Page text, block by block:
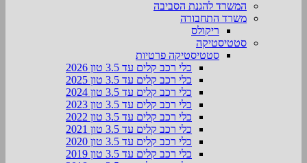
המשרד להגנת הסביבה
משרד התחבורה
ריקולס
סטטיסטיקה
סטטיסטיקה פרטיות
כלי רכב קלים עד 3.5 טון 2026
כלי רכב קלים עד 3.5 טון 2025
כלי רכב קלים עד 3.5 טון 2024
כלי רכב קלים עד 3.5 טון 2023
כלי רכב קלים עד 3.5 טון 2022
כלי רכב קלים עד 3.5 טון 2021
כלי רכב קלים עד 3.5 טון 2020
כלי רכב קלים עד 3.5 טון 2019